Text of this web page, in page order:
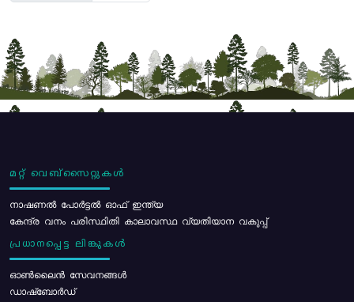
മറ്റ് വെബ്സൈറ്റുകൾ
നാഷണൽ പോർട്ടൽ ഓഫ് ഇന്ത്യ
കേന്ദ്ര വനം പരിസ്ഥിതി കാലാവസ്ഥ വ്യതിയാന വകുപ്പ്
പ്രധാനപ്പെട്ട ലിങ്കുകൾ
ഓൺലൈൻ സേവനങ്ങൾ
ഡാഷ്ബോർഡ്